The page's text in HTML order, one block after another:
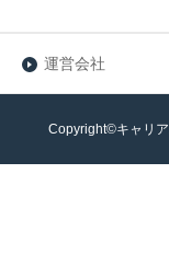
運営会社
Copyright©キャリ